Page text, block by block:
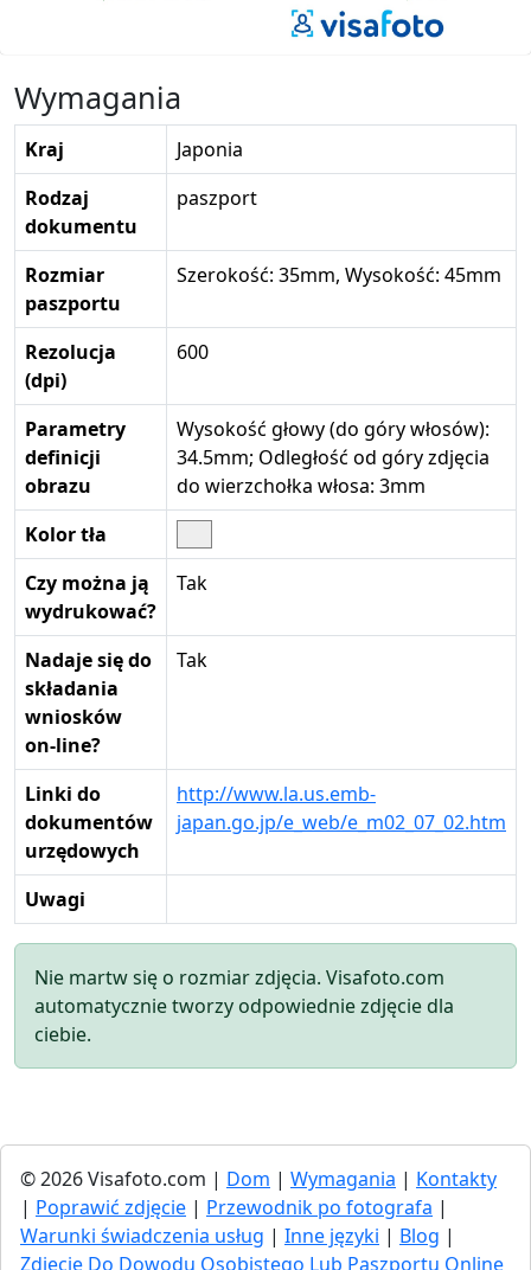
Wymagania
Kraj
Japonia
Rodzaj
dokumentu
paszport
Rozmiar
paszportu
Szerokość: 35mm, Wysokość: 45mm
Rezolucja
(dpi)
600
Parametry
definicji
obrazu
Wysokość głowy (do góry włosów):
34.5mm; Odległość od góry zdjęcia
do wierzchołka włosa: 3mm
Kolor tła
Czy można ją
wydrukować?
Tak
Nadaje się do
składania
wniosków
on-line?
Tak
Linki do
dokumentów
urzędowych
http://www.la.us.emb-
japan.go.jp/e_web/e_m02_07_02.htm
Uwagi
Nie martw się o rozmiar zdjęcia. Visafoto.com
automatycznie tworzy odpowiednie zdjęcie dla
ciebie.
© 2026 Visafoto.com | Dom | Wymagania | Kontakty
| Poprawić zdjęcie | Przewodnik po fotografa |
Warunki świadczenia usług | Inne języki | Blog |
Zdjęcie Do Dowodu Osobistego Lub Paszportu Online